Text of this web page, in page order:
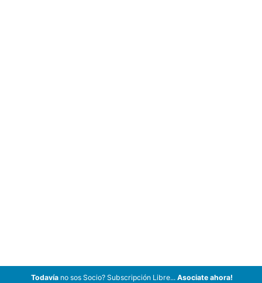
Todavíano sos Socio? Subscripción Libre... Asociate ahora!